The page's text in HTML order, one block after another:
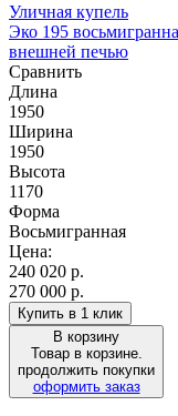
Уличная купель
Эко 195
внешней печью
Сравнить
Длина
1950
Ширина
1950
Высота
1170
Форма
Восьмигранная
Цена:
240 020 р.
270 000 р.
Купить в 1 клик
В корзину
Товар в корзине.
продолжить покупки
оформить заказ